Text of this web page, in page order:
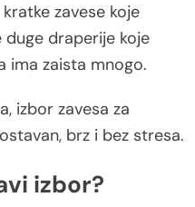
zavese koje
draperije koje
ima zaista mnogo.
izbor zavesa za
brz i bez stresa.
izbor?